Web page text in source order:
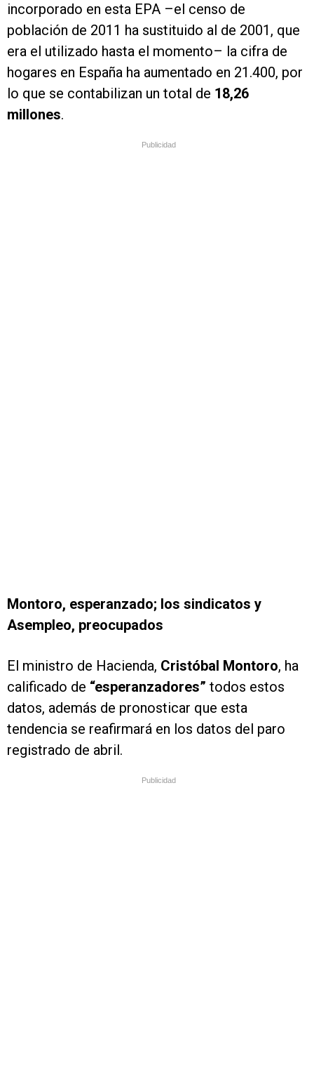
incorporado en esta EPA –el censo de
población de 2011 ha sustituido al de 2001, que
era el utilizado hasta el momento– la cifra de
hogares en España ha aumentado en 21.400, por
lo que se contabilizan un total de 18,26
millones.
Publicidad
Montoro, esperanzado; los sindicatos y
Asempleo, preocupados
El ministro de Hacienda, Cristóbal Montoro, ha
calificado de “esperanzadores” todos estos
datos, además de pronosticar que esta
tendencia se reafirmará en los datos del paro
registrado de abril.
Publicidad